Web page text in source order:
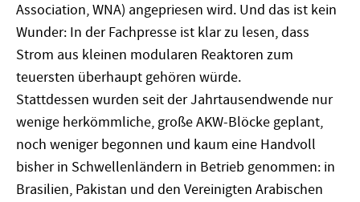
Association, WNA) angepriesen wird. Und das ist kein
Wunder: In der Fachpresse ist klar zu lesen, dass
Strom aus kleinen modularen Reaktoren zum
teuersten überhaupt gehören würde.
Stattdessen wurden seit der Jahrtausendwende nur
wenige herkömmliche, große AKW-Blöcke geplant,
noch weniger begonnen und kaum eine Handvoll
bisher in Schwellenländern in Betrieb genommen: in
Brasilien, Pakistan und den Vereinigten Arabischen